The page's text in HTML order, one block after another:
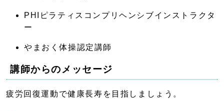
PHIピラティスコンプリヘンシブインストラクタ
ー
やまおく体操認定講師
講師からのメッセージ
疲労回復運動で健康長寿を目指しましょう。